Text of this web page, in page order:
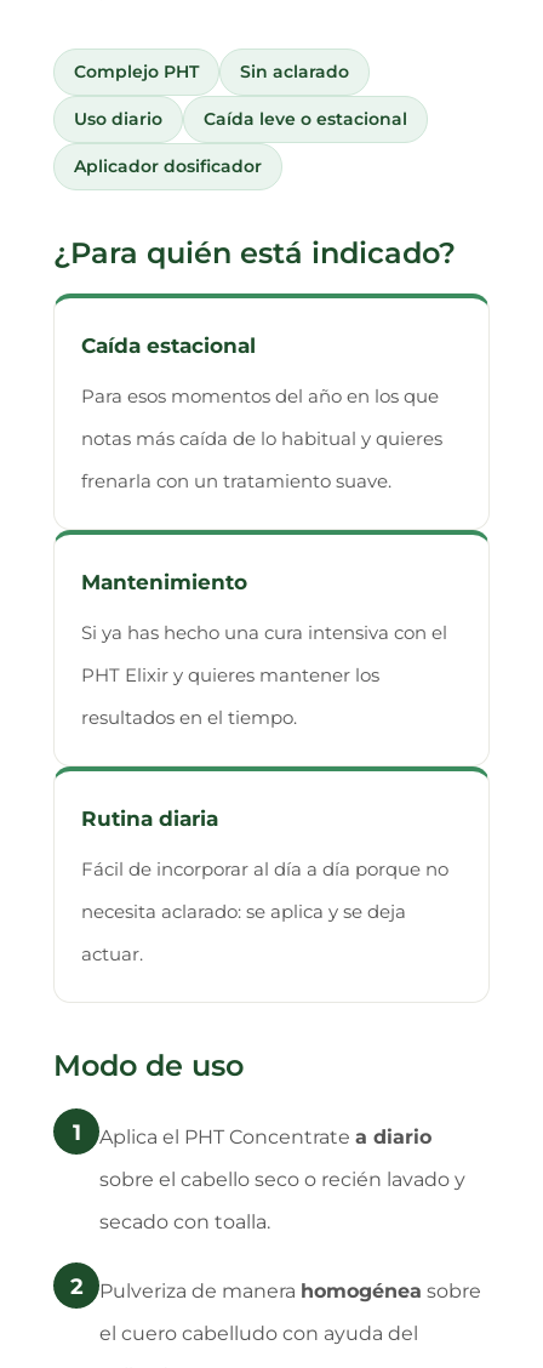
Complejo PHT Sin aclarado
Uso diario Caída leve o estacional
Aplicador dosificador
¿Para quién está indicado?
Caída estacional
Para esos momentos del año en los que
notas más caída de lo habitual y quieres
frenarla con un tratamiento suave.
Mantenimiento
Si ya has hecho una cura intensiva con el
PHT Elixir y quieres mantener los
resultados en el tiempo.
Rutina diaria
Fácil de incorporar al día a día porque no
necesita aclarado: se aplica y se deja
actuar.
Modo de uso
1 Aplica el PHT Concentrate a diario
sobre el cabello seco o recién lavado y
secado con toalla.
2 Pulveriza de manera homogénea sobre
el cuero cabelludo con ayuda del